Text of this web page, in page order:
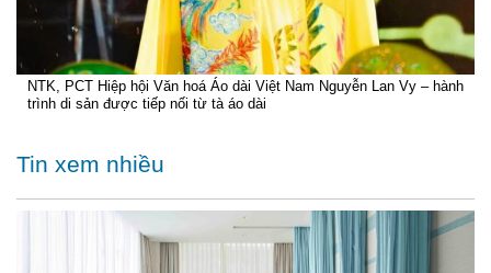
NTK, PCT Hiệp hội Văn hoá Áo dài Việt Nam Nguyễn Lan Vy – hành
trình di sản được tiếp nối từ tà áo dài
Tin xem nhiều